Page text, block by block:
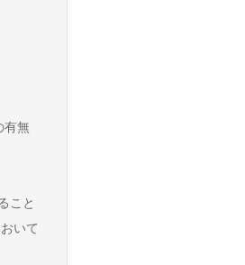
有無
こと
いて